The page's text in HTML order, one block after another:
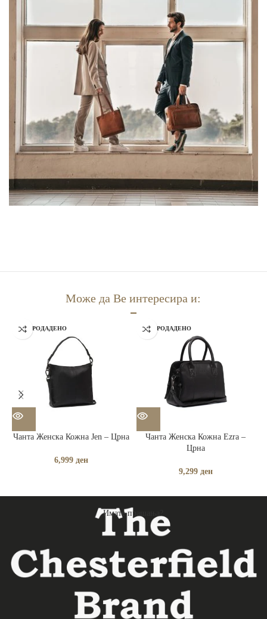
Може да Ве интересира и:
РАСПРОДАДЕНО
Чанта Женска Кожна Jen – Црна
6,999 ден
РАСПРОДАДЕНО
Чанта Женска Кожна Ezra –
Црна
9,299 ден
Имате прашања?